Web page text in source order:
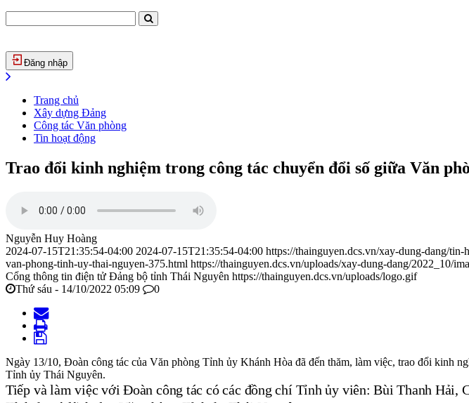
Đăng nhập
Trang chủ
Xây dựng Đảng
Công tác Văn phòng
Tin hoạt động
Trao đổi kinh nghiệm trong công tác chuyển đổi số giữa Văn
Nguyễn Huy Hoàng
2024-07-15T21:35:54-04:00 2024-07-15T21:35:54-04:00 https://thainguyen.dcs.vn/xay-dung-dang/
van-phong-tinh-uy-thai-nguyen-375.html https://thainguyen.dcs.vn/uploads/xay-dung-dang/2022_10/
Cổng thông tin điện tử Đảng bộ tỉnh Thái Nguyên https://thainguyen.dcs.vn/uploads/logo.gif
Thứ sáu - 14/10/2022 05:09
0
Ngày 13/10, Đoàn công tác của Văn phòng Tỉnh ủy Khánh Hòa đã đến thăm, làm việc, trao đổi kinh
Tỉnh ủy Thái Nguyên.
Tiếp và làm việc với Đoàn công tác có các đồngchí Tỉnh ủy viên: Bùi Thanh Hải,